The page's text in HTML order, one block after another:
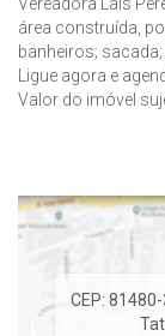
Vereadora Laís
área construída,
banheiros;
Ligue agora e
Valor do imóvel
CEP: